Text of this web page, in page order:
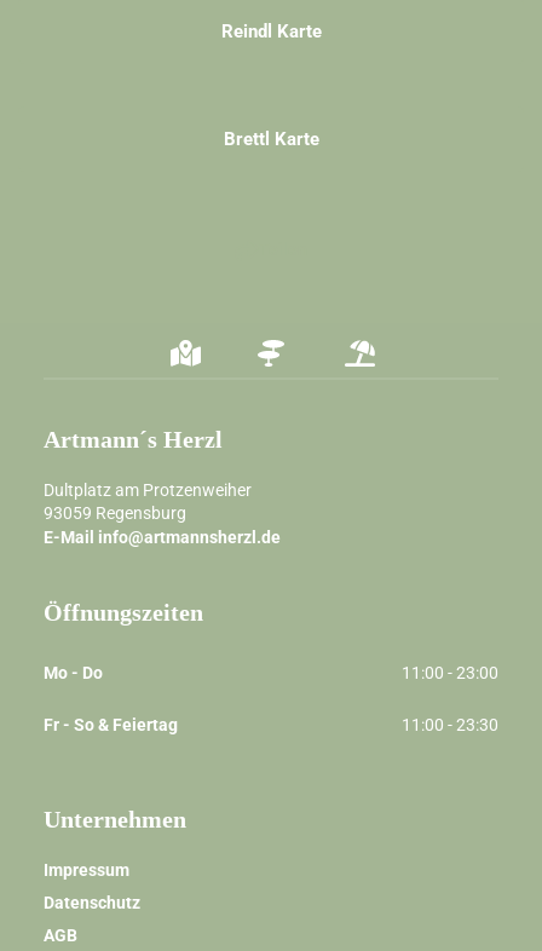
Reindl Karte
Brettl Karte
Artmann´s Herzl
Dultplatz am Protzenweiher
93059 Regensburg
E-Mail info@artmannsherzl.de
Öffnungszeiten
Mo - Do 11:00 - 23:00
Fr - So & Feiertag 11:00 - 23:30
Unternehmen
Impressum
Datenschutz
AGB